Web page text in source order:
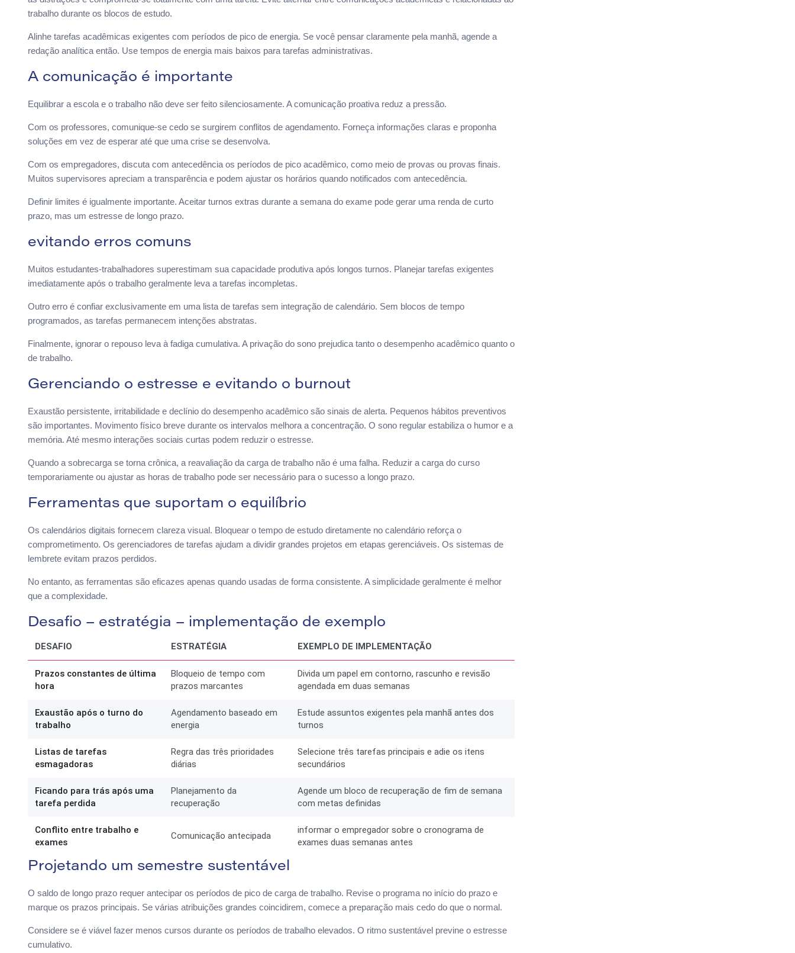
trabalho durante os blocos de estudo.
Alinhe tarefas acadêmicas exigentes com períodos de pico de energia. Se você pensar claramente pela manhã, agende a
redação analítica então. Use tempos de energia mais baixos para tarefas administrativas.
A comunicação é importante
Equilibrar a escola e o trabalho não deve ser feito silenciosamente. A comunicação proativa reduz a pressão.
Com os professores, comunique-se cedo se surgirem conflitos de agendamento. Forneça informações claras e proponha
soluções em vez de esperar até que uma crise se desenvolva.
Com os empregadores, discuta com antecedência os períodos de pico acadêmico, como meio de provas ou provas finais.
Muitos supervisores apreciam a transparência e podem ajustar os horários quando notificados com antecedência.
Definir limites é igualmente importante. Aceitar turnos extras durante a semana do exame pode gerar uma renda de curto
prazo, mas um estresse de longo prazo.
evitando erros comuns
Muitos estudantes-trabalhadores superestimam sua capacidade produtiva após longos turnos. Planejar tarefas exigentes
imediatamente após o trabalho geralmente leva a tarefas incompletas.
Outro erro é confiar exclusivamente em uma lista de tarefas sem integração de calendário. Sem blocos de tempo
programados, as tarefas permanecem intenções abstratas.
Finalmente, ignorar o repouso leva à fadiga cumulativa. A privação do sono prejudica tanto o desempenho acadêmico quanto o
de trabalho.
Gerenciando o estresse e evitando o burnout
Exaustão persistente, irritabilidade e declínio do desempenho acadêmico são sinais de alerta. Pequenos hábitos preventivos
são importantes. Movimento físico breve durante os intervalos melhora a concentração. O sono regular estabiliza o humor e a
memória. Até mesmo interações sociais curtas podem reduzir o estresse.
Quando a sobrecarga se torna crônica, a reavaliação da carga de trabalho não é uma falha. Reduzir a carga do curso
temporariamente ou ajustar as horas de trabalho pode ser necessário para o sucesso a longo prazo.
Ferramentas que suportam o equilíbrio
Os calendários digitais fornecem clareza visual. Bloquear o tempo de estudo diretamente no calendário reforça o
comprometimento. Os gerenciadores de tarefas ajudam a dividir grandes projetos em etapas gerenciáveis. Os sistemas de
lembrete evitam prazos perdidos.
No entanto, as ferramentas são eficazes apenas quando usadas de forma consistente. A simplicidade geralmente é melhor
que a complexidade.
Desafio – estratégia – implementação de exemplo
DESAFIO ESTRATÉGIA EXEMPLO DE IMPLEMENTAÇÃO
Prazos constantes de última
hora
Bloqueio de tempo com
prazos marcantes
Divida um papel em contorno, rascunho e revisão
agendada em duas semanas
Exaustão após o turno do
trabalho
Agendamento baseado em
energia
Estude assuntos exigentes pela manhã antes dos
turnos
Listas de tarefas
esmagadoras
Regra das três prioridades
diárias
Selecione três tarefas principais e adie os itens
secundários
Ficando para trás após uma
tarefa perdida
Planejamento da
recuperação
Agende um bloco de recuperação de fim de semana
com metas definidas
Conflito entre trabalho e
exames
Comunicação antecipada
informar o empregador sobre o cronograma de
exames duas semanas antes
Projetando um semestre sustentável
O saldo de longo prazo requer antecipar os períodos de pico de carga de trabalho. Revise o programa no início do prazo e
marque os prazos principais. Se várias atribuições grandes coincidirem, comece a preparação mais cedo do que o normal.
Considere se é viável fazer menos cursos durante os períodos de trabalho elevados. O ritmo sustentável previne o estresse
cumulativo.